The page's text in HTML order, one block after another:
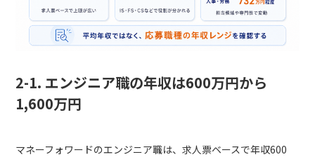
2-1. エンジニア職の年収は600万円から
1,600万円
マネーフォワードのエンジニア職は、求人票ベースで年収600